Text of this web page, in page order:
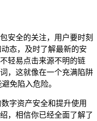
安全的关注，用户要时刻
态，及时了解最新的安
轻易点击来源不明的链
，这就像在一个充满陷阱
免陷入危险。
字资产安全和提升使用
，相信你已经全面了解了